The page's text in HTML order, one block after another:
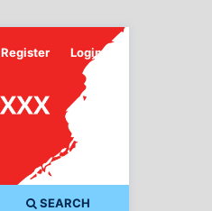
SEARCH
Register Login